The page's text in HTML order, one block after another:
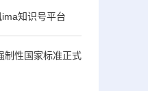
知识号平台
制性国家标准正式